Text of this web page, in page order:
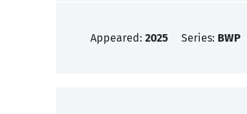
Appeared: 2025 Series: BWP